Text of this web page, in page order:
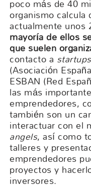
poco más de 40
organismo calcula
actualmente unos
mayoría de ellos
que suelen
contacto a startups
(Asociación
ESBAN (Red
las más
emprendedores,
también son un
interactuar con el
angels, así como
talleres y
emprendedores
proyectos y
inversores.